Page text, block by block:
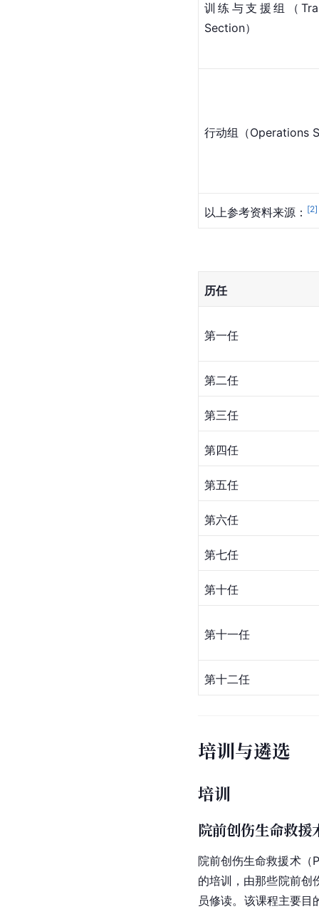
训练与支援组（
Section）
行动组（Operations
以上参考资料来源： [2]
历任
第一任
第二任
第三任
第四任
第五任
第六任
第七任
第十任
第十一任
第十二任
培训与遴选
培训
院前创伤生命救援
院前创伤生命救援术
的培训，由那些院前创
员修读。该课程主要